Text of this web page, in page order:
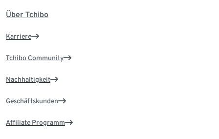
Über Tchibo
Karriere
Tchibo Community
Nachhaltigkeit
Geschäftskunden
Affiliate Programm